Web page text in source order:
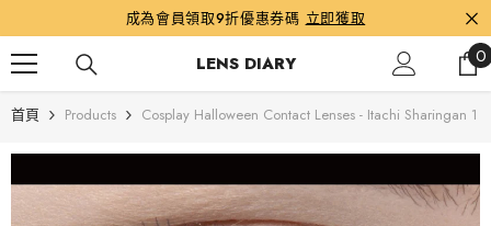
成為會員領取9折優惠券碼 立即獲取
LENS DIARY 00
首頁 Products Cosplay Halloween Contact Lenses - Itachi Sharingan 1